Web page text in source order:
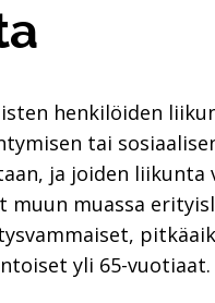
henkilöiden
tai
ja joiden liikunta
muassa
yli 65-vuotiaat.